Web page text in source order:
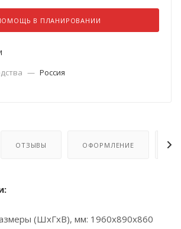
В ПЛАНИРОВАНИИ
— Россия
ОТЗЫВЫ ОФОРМЛЕНИЕ
(ШхГхВ), мм: 1960х890х860